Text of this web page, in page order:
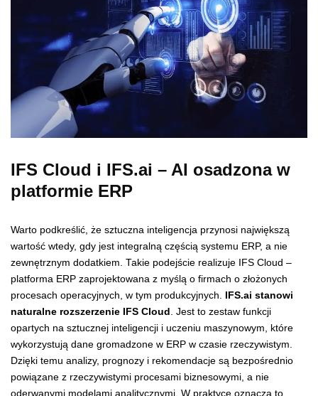
IFS Cloud i IFS.ai – AI osadzona w
platformie ERP
Warto podkreślić, że sztuczna inteligencja przynosi największą
wartość wtedy, gdy jest integralną częścią systemu ERP, a nie
zewnętrznym dodatkiem. Takie podejście realizuje IFS Cloud –
platforma ERP zaprojektowana z myślą o firmach o złożonych
procesach operacyjnych, w tym produkcyjnych. IFS.ai stanowi
naturalne rozszerzenie IFS Cloud . Jest to zestaw funkcji
opartych na sztucznej inteligencji i uczeniu maszynowym, które
wykorzystują dane gromadzone w ERP w czasie rzeczywistym.
Dzięki temu analizy, prognozy i rekomendacje są bezpośrednio
powiązane z rzeczywistymi procesami biznesowymi, a nie
oderwanymi modelami analitycznymi. W praktyce oznacza to